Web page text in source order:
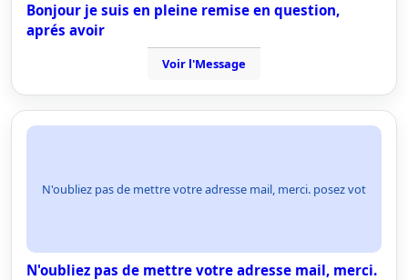
Bonjour je suis en pleine remise en question,
aprés avoir
Voir l'Message
N'oubliez pas de mettre votre adresse mail, merci. posez vot
N'oubliez pas de mettre votre adresse mail, merci.